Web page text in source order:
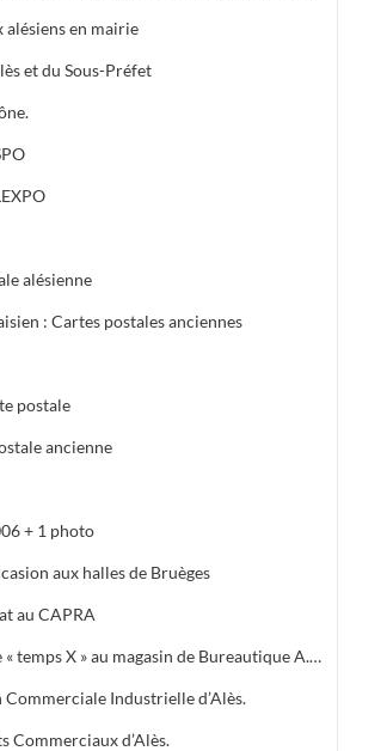
alésiens en mairie
et du Sous-Préfet
alésienne
: Cartes postales anciennes
postale
ancienne
+ 1 photo
aux halles de Bruèges
au CAPRA
Ouverture d’une base « temps X » au magasin de Bureautique A.M.C., 40 Avenue du Général de Gaule à Alès.
Commerciale Industrielle d’Alès.
Commerciaux d’Alès.